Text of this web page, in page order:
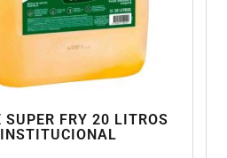
SUPER FRY 20 LITROS
INSTITUCIONAL